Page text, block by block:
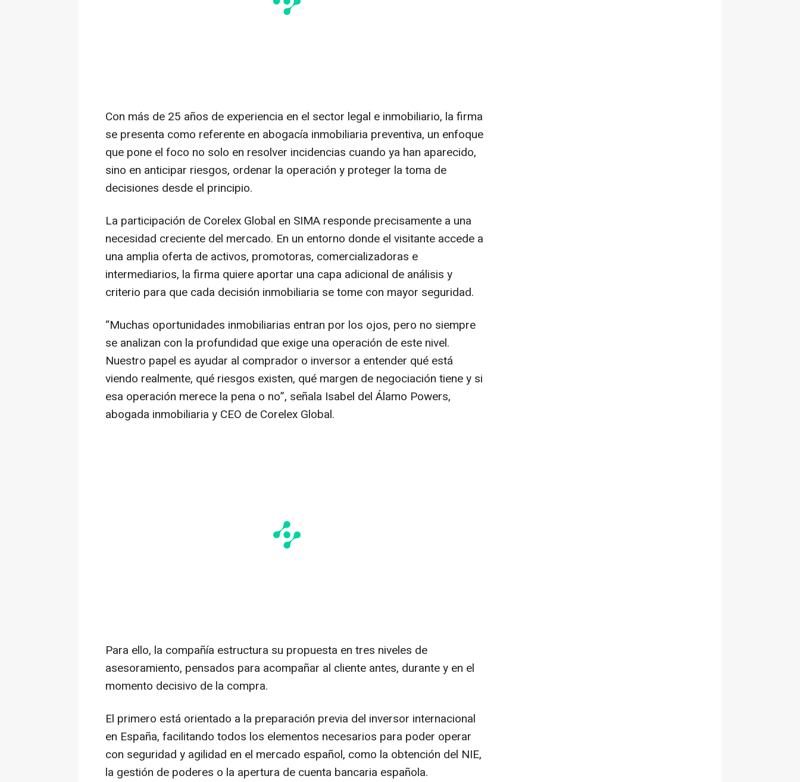
Con más de 25 años de experiencia en el sector legal e inmobiliario, la firma
se presenta como referente en abogacía inmobiliaria preventiva, un enfoque
que pone el foco no solo en resolver incidencias cuando ya han aparecido,
sino en anticipar riesgos, ordenar la operación y proteger la toma de
decisiones desde el principio.
La participación de Corelex Global en SIMA responde precisamente a una
necesidad creciente del mercado. En un entorno donde el visitante accede a
una amplia oferta de activos, promotoras, comercializadoras e
intermediarios, la firma quiere aportar una capa adicional de análisis y
criterio para que cada decisión inmobiliaria se tome con mayor seguridad.
“Muchas oportunidades inmobiliarias entran por los ojos, pero no siempre
se analizan con la profundidad que exige una operación de este nivel.
Nuestro papel es ayudar al comprador o inversor a entender qué está
viendo realmente, qué riesgos existen, qué margen de negociación tiene y si
esa operación merece la pena o no”, señala Isabel del Álamo Powers,
abogada inmobiliaria y CEO de Corelex Global.
Para ello, la compañía estructura su propuesta en tres niveles de
asesoramiento, pensados para acompañar al cliente antes, durante y en el
momento decisivo de la compra.
El primero está orientado a la preparación previa del inversor internacional
en España, facilitando todos los elementos necesarios para poder operar
con seguridad y agilidad en el mercado español, como la obtención del NIE,
la gestión de poderes o la apertura de cuenta bancaria española.